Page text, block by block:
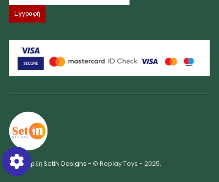
ΥποστήριξηSetIN Designs - © Replay Toys - 2025.